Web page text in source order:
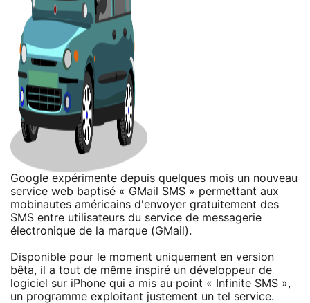
Google expérimente depuis quelques mois un nouveau
service web baptisé « GMail SMS » permettant aux
mobinautes américains d'envoyer gratuitement des
SMS entre utilisateurs du service de messagerie
électronique de la marque (GMail).
Disponible pour le moment uniquement en version
bêta, il a tout de même inspiré un développeur de
logiciel sur iPhone qui a mis au point « Infinite SMS »,
un programme exploitant justement un tel service.